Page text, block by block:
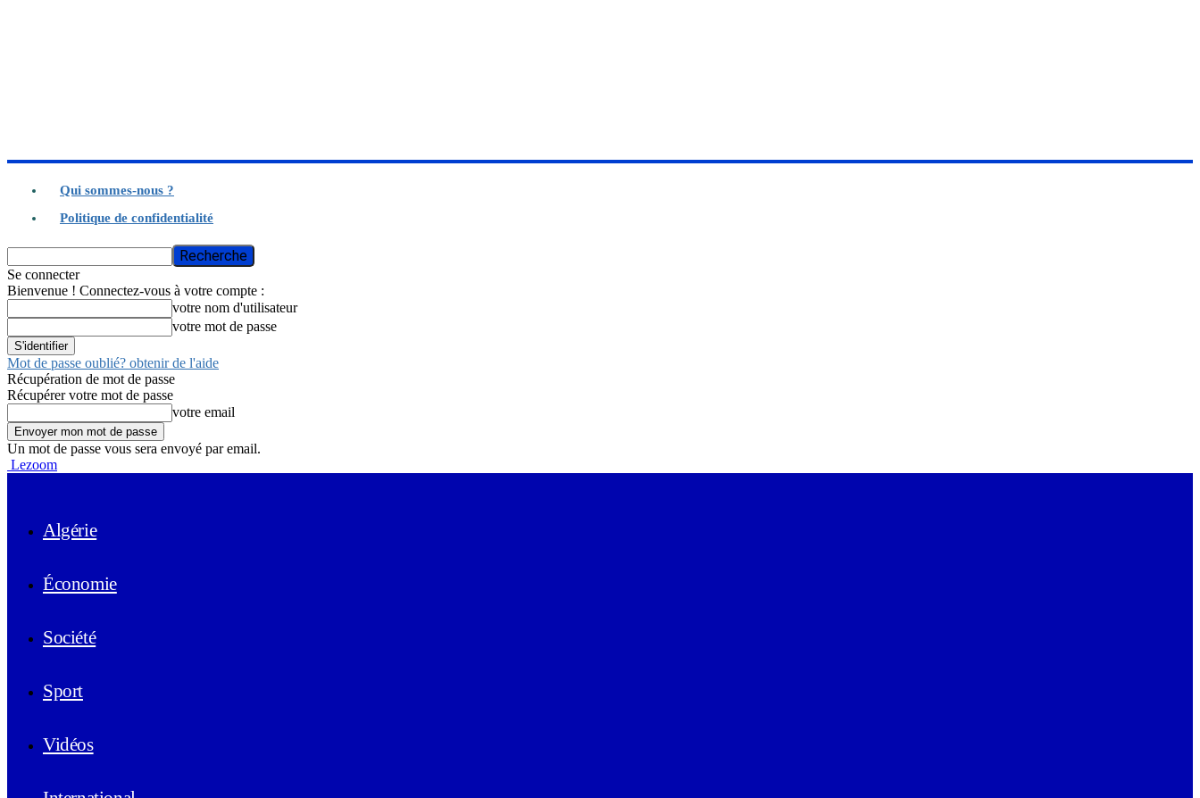
Qui sommes-nous ?
Politique de confidentialité
Se connecter
Bienvenue ! Connectez-vous à votre compte :
votre nom d'utilisateur
votre mot de passe
Mot de passe oublié? obtenir de l'aide
Récupération de mot de passe
Récupérer votre mot de passe
votre email
Un mot de passe vous sera envoyé par email.
Lezoom
Algérie
Économie
Société
Sport
Vidéos